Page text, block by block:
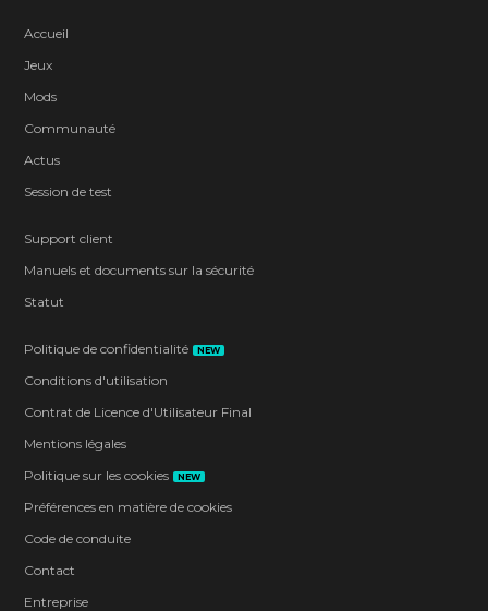
Accueil
Jeux
Mods
Communauté
Actus
Session de test
Support client
Manuels et documents sur la sécurité
Statut
Politique de confidentialité NEW
Conditions d'utilisation
Contrat de Licence d'Utilisateur Final
Mentions légales
Politique sur les cookies
NEW
Préférences en matière de cookies
Code de conduite
Contact
Entreprise